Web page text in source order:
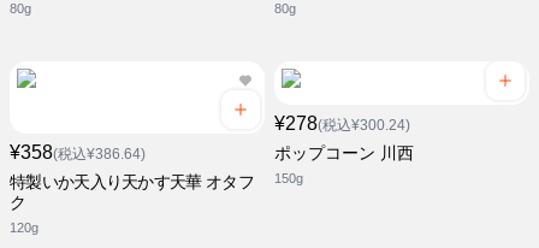
80g 80g
¥358(税込¥386.64)
特製いか天入り天かす天華 オタフ
ク
120g
¥278(税込¥300.24)
ポップコーン 川西
150g